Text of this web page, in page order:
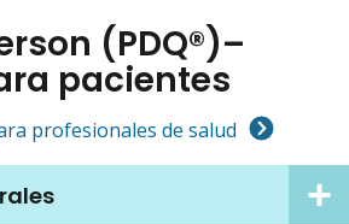
(PDQ®)–
pacientes
profesionales de salud